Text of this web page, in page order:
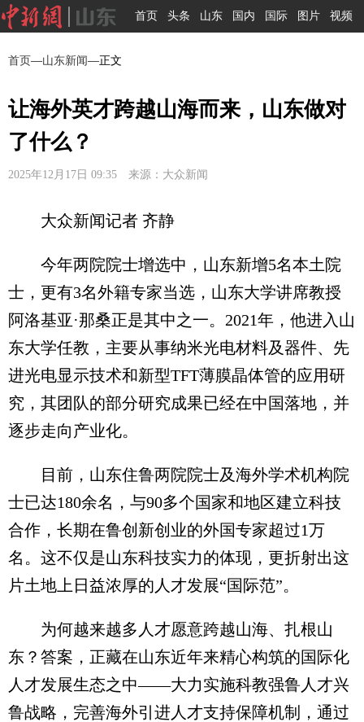
首页 头条 山东 国内 国际 图片 视频
首页—山东新闻—正文
让海外英才跨越山海而来，山东做对
了什么？
2025年12月17日 09:35 来源：大众新闻
大众新闻记者 齐静
今年两院院士增选中，山东新增5名本土院
士，更有3名外籍专家当选，山东大学讲席教授
阿洛基亚·那桑正是其中之一。2021年，他进入山
东大学任教，主要从事纳米光电材料及器件、先
进光电显示技术和新型TFT薄膜晶体管的应用研
究，其团队的部分研究成果已经在中国落地，并
逐步走向产业化。
目前，山东住鲁两院院士及海外学术机构院
士已达180余名，与90多个国家和地区建立科技
合作，长期在鲁创新创业的外国专家超过1万
名。这不仅是山东科技实力的体现，更折射出这
片土地上日益浓厚的人才发展“国际范”。
为何越来越多人才愿意跨越山海、扎根山
东？答案，正藏在山东近年来精心构筑的国际化
人才发展生态之中——大力实施科教强鲁人才兴
鲁战略，完善海外引进人才支持保障机制，通过